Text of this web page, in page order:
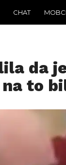
CHAT
da
to